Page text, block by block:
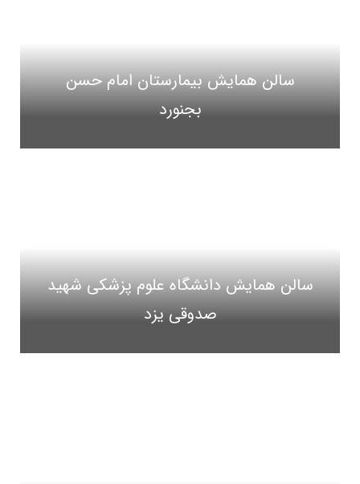
سالن همایش بیمارستان امام حسن
بجنورد
سالن همایش دانشگاه علوم پزشکی شهید
صدوقی یزد